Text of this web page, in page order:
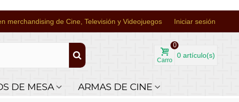
merchandising de Cine, Televisión y Videojuegos Iniciar sesión
Carro
0
0 artículo(s)
DE MESA ARMAS DE CINE